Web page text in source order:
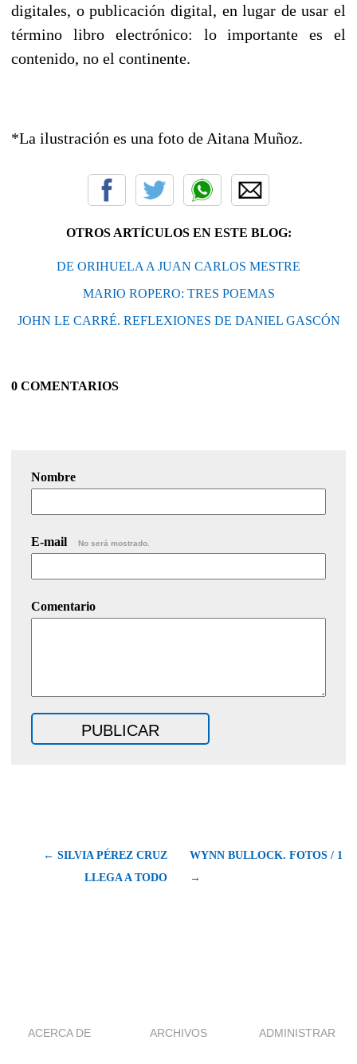
digitales, o publicación digital, en lugar de usar el
término libro electrónico: lo importante es el
contenido, no el continente.
*La ilustración es una foto de Aitana Muñoz.
OTROS ARTÍCULOS EN ESTE BLOG:
DE ORIHUELA A JUAN CARLOS MESTRE
MARIO ROPERO: TRES POEMAS
JOHN LE CARRÉ. REFLEXIONES DE DANIEL GASCÓN
0 COMENTARIOS
Nombre
E-mail No será mostrado.
Comentario
← SILVIA PÉREZ CRUZ
LLEGA A TODO
WYNN BULLOCK. FOTOS / 1
→
ACERCA DE ARCHIVOS ADMINISTRAR